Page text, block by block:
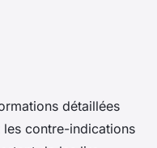
détaillées
contre-indications